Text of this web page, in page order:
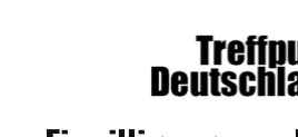
DatenschutzI
MediadatenIKontakt